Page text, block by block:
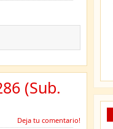
(Sub.
Deja tu comentario!